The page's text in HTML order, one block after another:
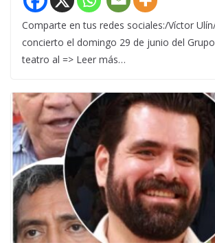
Comparte en tus redes sociales:/Víctor
concierto el domingo 29 de junio del
teatro al => Leer más…